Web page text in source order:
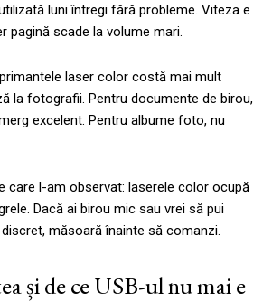
luni întregi fără probleme. Viteza e
pagină scade la volume mari.
laser color costă mai mult
la fotografii. Pentru documente de birou,
excelent. Pentru albume foto, nu
care l-am observat: laserele color ocupă
Dacă ai birou mic sau vrei să pui
măsoară înainte să comanzi.
și de ce USB-ul nu mai e